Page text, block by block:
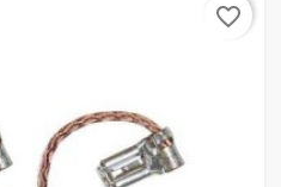
favorite_border